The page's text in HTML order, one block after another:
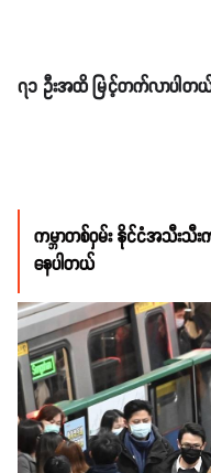
၇၁ ဦးအထိ မြင့်တက်လာပါတ
ကမ္ဘာတစ်ဝှမ်း နိုင်ငံအသီးသီးက
နေပါတယ်